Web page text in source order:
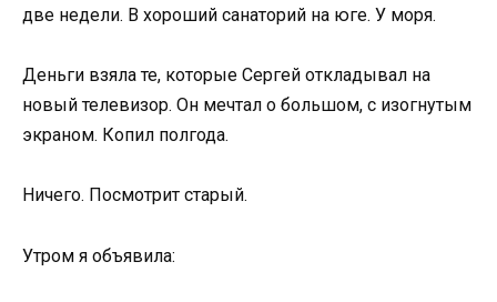
две недели. В хороший санаторий на юге. У моря.
Деньги взяла те, которые Сергей откладывал на
новый телевизор. Он мечтал о большом, с изогнутым
экраном. Копил полгода.
Ничего. Посмотрит старый.
Утром я объявила: